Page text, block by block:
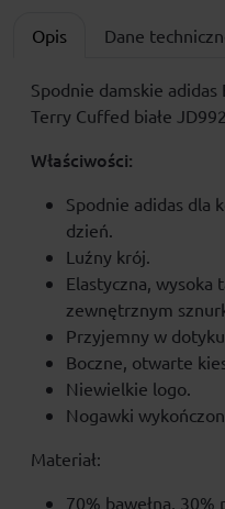
Opis Dane
Spodnie damskie adidas
Terry Cuffed białe
Właściwości:
Spodnie adidas dla
dzień.
Luźny krój.
Elastyczna, wysoka
zewnętrznym
Przyjemny w
Boczne, otwarte
Niewielkie logo.
Nogawki
Materiał:
70% bawełna,